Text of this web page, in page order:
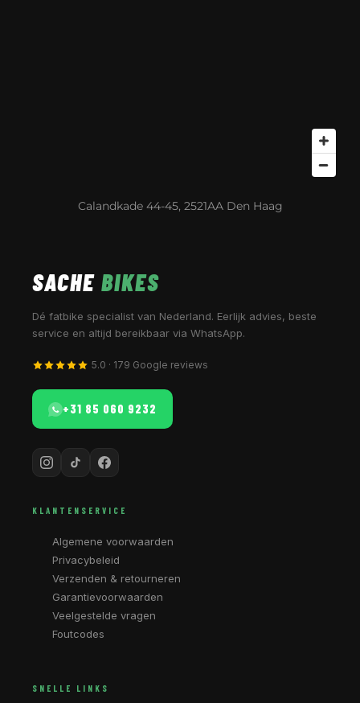
Calandkade 44-45, 2521AA Den Haag
SACHE BIKES
Dé fatbike specialist van Nederland. Eerlijk advies, beste
service en altijd bereikbaar via WhatsApp.
5.0 · 179 Google reviews
+31 85 060 9232
KLANTENSERVICE
Algemene voorwaarden
Privacybeleid
Verzenden & retourneren
Garantievoorwaarden
Veelgestelde vragen
Foutcodes
SNELLE LINKS